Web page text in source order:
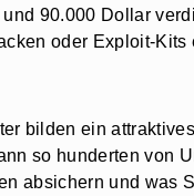
90.000 Dollar
oder Exploit-
bilden ein
so hunderten von
absichern und